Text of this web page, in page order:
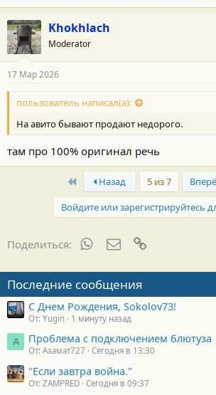
Khokhlach
Moderator
17 Мар 2026
пользователь написал(а):
На авито бывают продают недорого.
там про 100% оригинал речь
First Назад 5 из 7
Войдите или зарегистрируйтесь
Поделиться: WhatsAppЭлектронная почта
Последние сообщения
С Днем Рождения, Sokolov73!
От: Yugin 1 минуту назад
А Проблема с подключением блютуза
От: Азамат727 Сегодня в 13:30
"Если завтра война."
От: ZAMPRED Сегодня в 09:37